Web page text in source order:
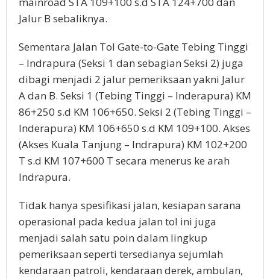
Jalur B sebaliknya.
Sementara Jalan Tol Gate-to-Gate Tebing Tinggi
– Indrapura (Seksi 1 dan sebagian Seksi 2) juga
dibagi menjadi 2 jalur pemeriksaan yakni Jalur
A dan B. Seksi 1 (Tebing Tinggi – Inderapura) KM
86+250 s.d KM 106+650. Seksi 2 (Tebing Tinggi –
Inderapura) KM 106+650 s.d KM 109+100. Akses
(Akses Kuala Tanjung – Indrapura) KM 102+200
T s.d KM 107+600 T secara menerus ke arah
Indrapura.
Tidak hanya spesifikasi jalan, kesiapan sarana
operasional pada kedua jalan tol ini juga
menjadi salah satu poin dalam lingkup
pemeriksaan seperti tersedianya sejumlah
kendaraan patroli, kendaraan derek, ambulan,